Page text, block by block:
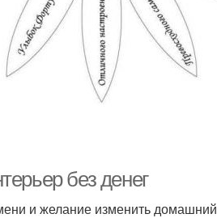
без денег
и желание изменить